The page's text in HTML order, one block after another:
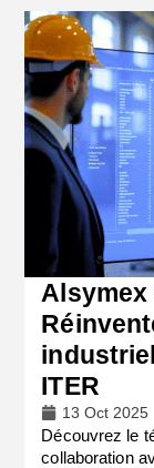
Alsymex
ITER
13 Oct 2025
Découvrez le
collaboration